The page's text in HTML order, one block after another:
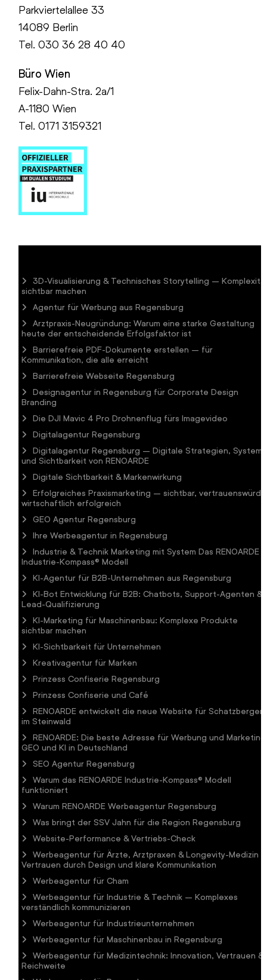
Parkviertelallee 33
14089 Berlin
Tel.030 36 28 40 40
Büro Wien
Felix-Dahn-Stra. 2a/1
A-1180 Wien
Tel. 0171 3159321
3D-Visualisierung & Technisches Storytelling –
sichtbar machen
Agentur für Werbung aus Regensburg
Arztpraxis-Neugründung: Warum eine starke Gestaltung
heute der entscheidende Erfolgsfaktor ist
Barrierefreie PDF-Dokumente erstellen – für
Kommunikation, die alle erreicht
Barrierefreie Webseite Regensburg
Designagentur in Regensburg für Corporate Design
Branding
Die DJI Mavic 4 Pro Drohnenflug fürs Imagevideo
Digitalagentur Regensburg
Digitalagentur Regensburg – Digitale Strategien,
und Sichtbarkeit von RENOARDE
Digitale Sichtbarkeit & Markenwirkung
Erfolgreiches Praxismarketing – sichtbar,
wirtschaftlich erfolgreich
GEO Agentur Regensburg
Ihre Werbeagentur in Regensburg
Industrie & Technik Marketing mit System Das RENOARDE
Industrie-Kompass® Modell
KI-Agentur für B2B-Unternehmen aus Regensburg
KI-Bot Entwicklung für B2B: Chatbots, Support-Agenten &
Lead-Qualifizierung
KI-Marketing für Maschinenbau: Komplexe Produkte
sichtbar machen
KI-Sichtbarkeit für Unternehmen
Kreativagentur für Marken
Prinzess Confiserie Regensburg
Prinzess Confiserie und Café
RENOARDE entwickelt die neue Website für Schatzberger
im Steinwald
RENOARDE: Die beste Adresse für Werbung und
GEO und KI in Deutschland
SEO Agentur Regensburg
Warum das RENOARDE Industrie-Kompass® Modell
funktioniert
Warum RENOARDE Werbeagentur Regensburg
Was bringt der SSV Jahn für die Region Regensburg
Website-Performance & Vertriebs-Check
Werbeagentur für Ärzte, Arztpraxen & Longevity-Medizin
Vertrauen durch Design und klare Kommunikation
Werbeagentur für Cham
Werbeagentur für Industrie & Technik – Komplexes
verständlich kommunizieren
Werbeagentur für Industrieunternehmen
Werbeagentur für Maschinenbau in Regensburg
Werbeagentur für Medizintechnik: Innovation, Vertrauen &
Reichweite